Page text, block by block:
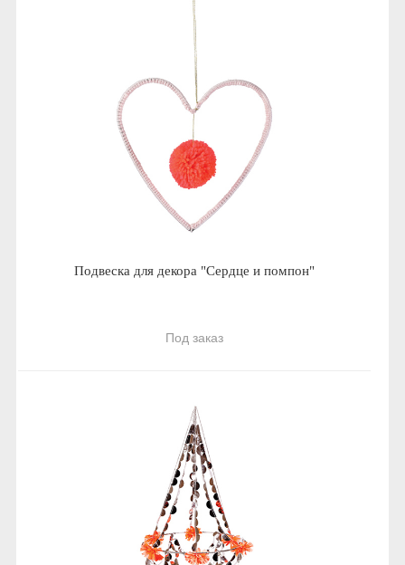
Подвеска для декора "Сердце и помпон"
Под заказ